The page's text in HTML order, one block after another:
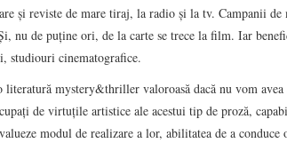
şi reviste de mare tiraj, la radio şi la tv. Campanii de
nu de puţine ori, de la carte se trece la film. Iar
studiouri cinematografice.
literatură mystery&thriller valoroasă dacă nu vom
de virtuţile artistice ale acestui tip de proză,
modul de realizare a lor, abilitatea de a conduce